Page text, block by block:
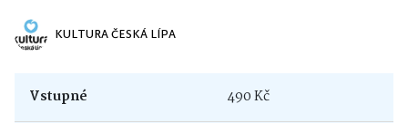
KULTURA ČESKÁ LÍPA
Vstupné 490 Kč